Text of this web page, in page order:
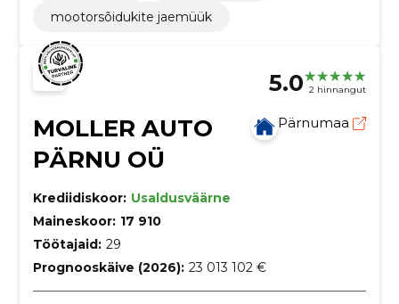
mootorsõidukite jaemüük
5.0 2 hinnangut
MOLLER AUTO
PÄRNU OÜ
Pärnumaa
Krediidiskoor: Usaldusväärne
Maineskoor: 17 910
Töötajaid: 29
Prognooskäive (2026): 23 013 102 €